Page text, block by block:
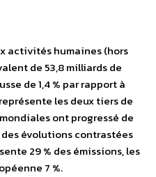
activités humaines (hors
de 53,8 milliards de
de 1,4 % par rapport à
les deux tiers de
ont progressé de
des évolutions contrastées
29 % des émissions, les
7 %.